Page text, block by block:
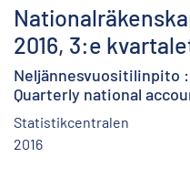
2016, 3:e
Neljännesvuositilinpito
Quarterly national
Statistikcentralen
2016